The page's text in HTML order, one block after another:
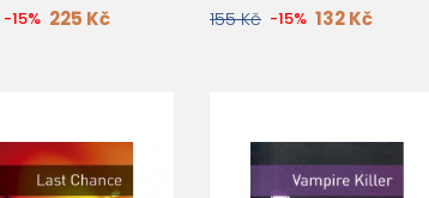
-15% 225 Kč 155 Kč -15% 132 Kč